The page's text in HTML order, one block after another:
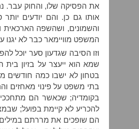
את הפסיקה שלו, והחוק עבר.
אותו גם כן. והם יודעים
והשמונים, ושהשפה הארכאית
המשפט מוויימאר כבר לא יגנו
וזו הסיבה שגדעון סער יוכל
שמא הוא ייעצר על בזיון בית
בטחון לא ישבו כמה חודשים
בתי משפט על פינוי מאחזים
בקומדיה; שכאשר הם
להכריע לא קיימת בפועל;
הם שופכים את מררתם במילים